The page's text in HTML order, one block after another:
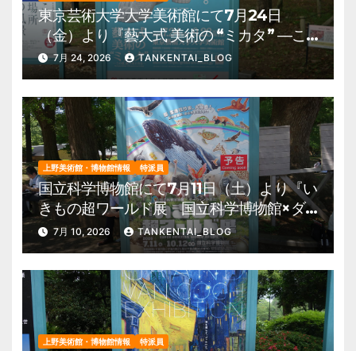
東京芸術大学大学美術館にて7月24日
（金）より『藝大式 美術の “ミカタ” ―こ
の夏、藝大生になる―』を開催。 上野公
園 美術館・博物館 混雑情報他
7月 24, 2026 TANKENTAI_BLOG
上野美術館・博物館情報 特派員
国立科学博物館にて7月11日（土）より『い
きもの超ワールド展 国立科学博物館×ダ
ーウィンが来た！』を開催。 上野公園
美術館・博物館 混雑情報他
7月 10, 2026 TANKENTAI_BLOG
上野美術館・博物館情報 特派員